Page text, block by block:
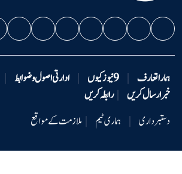
ہمارا تعارف | 9 نیوزکیوں | ادارتی اصول و ضوابط |
خبر ارسال کریں | رابطہ کریں
دستبرداری | ہماری ٹیم | ملازمت کے مواقع